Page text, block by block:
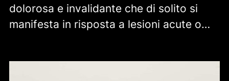
dolorosa e invalidante che di solito si
manifesta in risposta a lesioni acute o…